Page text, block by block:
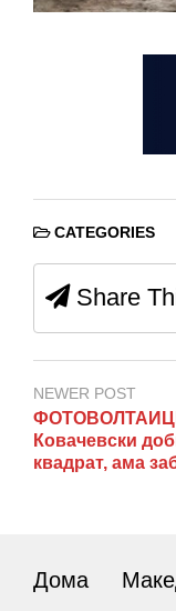
CATEGORIES
Share
NEWER POST
Ковачевски
квадрат, ама
Дома